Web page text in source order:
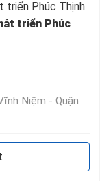
triển Phúc
Niệm - Quận